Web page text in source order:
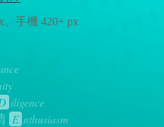
、手機 420+ px
iligence
E nthusiasm